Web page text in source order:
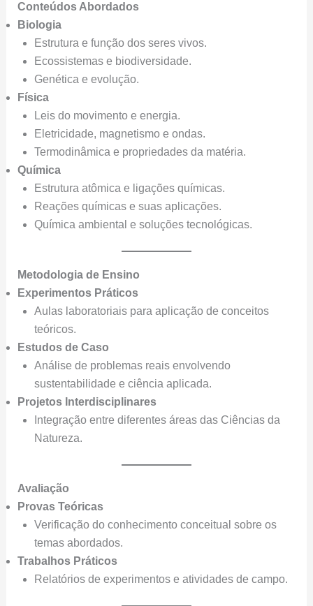
Conteúdos Abordados
Biologia
Estrutura e função dos seres vivos.
Ecossistemas e biodiversidade.
Genética e evolução.
Física
Leis do movimento e energia.
Eletricidade, magnetismo e ondas.
Termodinâmica e propriedades da matéria.
Química
Estrutura atômica e ligações químicas.
Reações químicas e suas aplicações.
Química ambiental e soluções tecnológicas.
Metodologia de Ensino
Experimentos Práticos
Aulas laboratoriais para aplicação de conceitos
teóricos.
Estudos de Caso
Análise de problemas reais envolvendo
sustentabilidade e ciência aplicada.
Projetos Interdisciplinares
Integração entre diferentes áreas das Ciências da
Natureza.
Avaliação
Provas Teóricas
Verificação do conhecimento conceitual sobre os
temas abordados.
Trabalhos Práticos
Relatórios de experimentos e atividades de campo.